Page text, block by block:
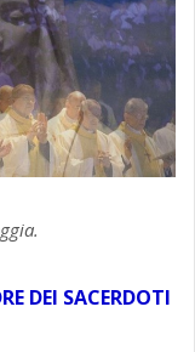
DEI SACERDOTI